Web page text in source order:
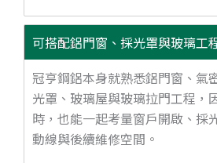
可搭配鋁門窗、採光罩與玻璃工
冠亨鋼鋁本身就熟悉鋁門窗、氣
光罩、玻璃屋與玻璃拉門工程，
時，也能一起考量窗戶開啟、採
動線與後續維修空間。